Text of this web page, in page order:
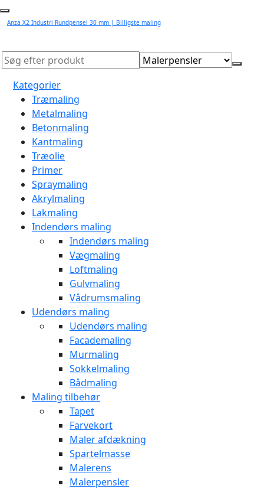
Anza X2 Industri Rundpensel 30 mm | Billigste maling
Kategorier
Træmaling
Metalmaling
Betonmaling
Kantmaling
Træolie
Primer
Spraymaling
Akrylmaling
Lakmaling
Indendørs maling
Indendørs maling
Vægmaling
Loftmaling
Gulvmaling
Vådrumsmaling
Udendørs maling
Udendørs maling
Facademaling
Murmaling
Sokkelmaling
Bådmaling
Maling tilbehør
Tapet
Farvekort
Maler afdækning
Spartelmasse
Malerens
Malerpensler